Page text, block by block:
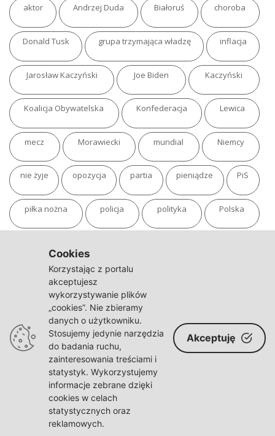
aktor Andrzej Duda Białoruś choroba
Donald Tusk grupa trzymająca władzę inflacja
Jarosław Kaczyński Joe Biden Kaczyński
Koalicja Obywatelska Konfederacja Lewica
mecz Morawiecki mundial Niemcy
nie żyje opozycja partia pieniądze PiS
piłka nożna policja polityka Polska
sąd TVN
Warszawa wojna
wybory wypadek Władimir Putin zdrowie
© polskaracja.pl 2021-2022
Cookies
Korzystając z portalu
akceptujesz
wykorzystywanie plików
„cookies”. Nie zbieramy
danych o użytkowniku.
Stosujemy jedynie narzędzia
do badania ruchu,
zainteresowania treściami i
statystyk. Wykorzystujemy
informacje zebrane dzięki
cookies w celach
statystycznych oraz
reklamowych.
Akceptuję